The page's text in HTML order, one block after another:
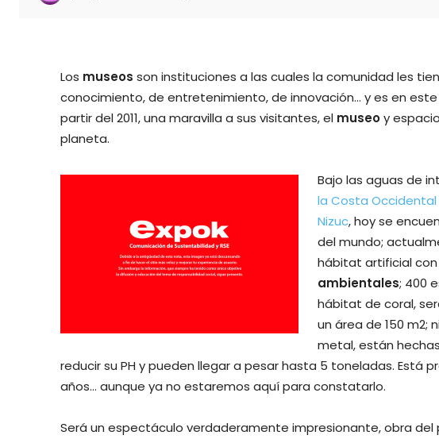
Los museos son instituciones a las cuales la comunidad les
conocimiento, de entretenimiento, de innovación… y es en
partir del 2011, una maravilla a sus visitantes, el museoy
planeta.
Bajo las aguas de
la Costa Occidental
Nizuc, hoy se
del mundo;
hábitat artificial
ambientales; 400
hábitat de coral,
un área de 150 m2;
metal, están
reducir su PH y pueden llegar a pesar hasta 5 toneladas. Está
años… aunque ya no estaremos aquí para constatarlo.
Será un espectáculo verdaderamente impresionante, obra